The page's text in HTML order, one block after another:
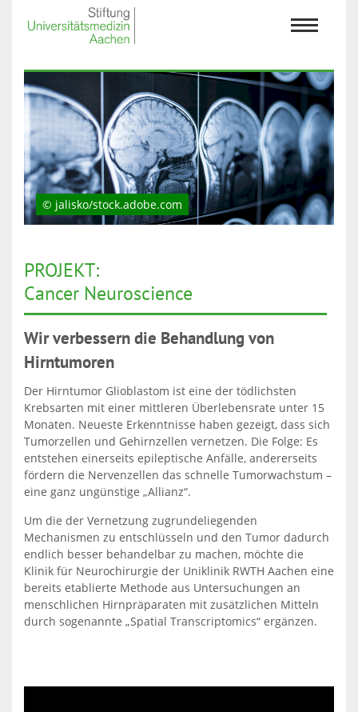
© jalisko/stock.adobe.com
PROJEKT:
Cancer Neuroscience
Wir verbessern die Behandlung von
Hirntumoren
Der Hirntumor Glioblastom ist eine der tödlichsten
Krebsarten mit einer mittleren Überlebensrate unter 15
Monaten. Neueste Erkenntnisse haben gezeigt, dass sich
Tumorzellen und Gehirnzellen vernetzen. Die Folge: Es
entstehen einerseits epileptische Anfälle, andererseits
fördern die Nervenzellen das schnelle Tumorwachstum –
eine ganz ungünstige „Allianz“.
Um die der Vernetzung zugrundeliegenden
Mechanismen zu entschlüsseln und den Tumor dadurch
endlich besser behandelbar zu machen, möchte die
Klinik für Neurochirurgie der Uniklinik RWTH Aachen eine
bereits etablierte Methode aus Untersuchungen an
menschlichen Hirnpräparaten mit zusätzlichen Mitteln
durch sogenannte „Spatial Transcriptomics“ ergänzen.